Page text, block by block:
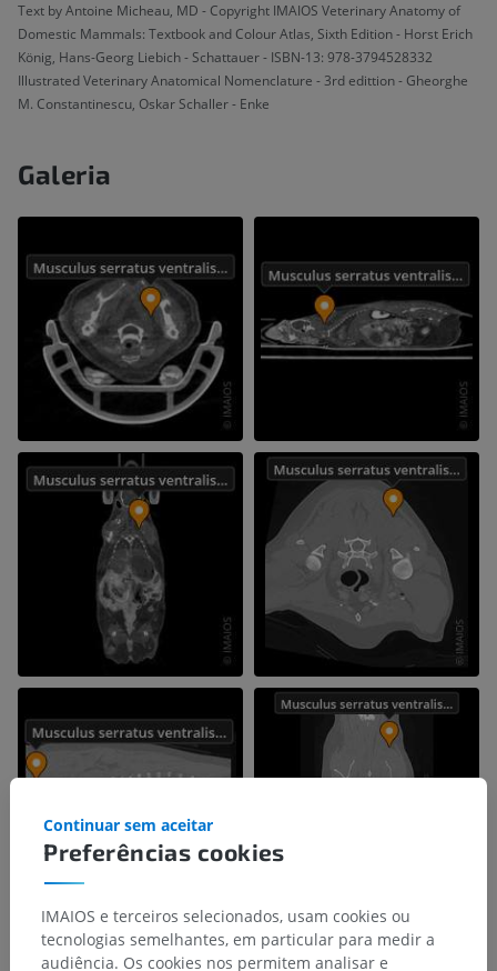
Text by Antoine Micheau, MD - Copyright IMAIOS Veterinary Anatomy of
Domestic Mammals: Textbook and Colour Atlas, Sixth Edition - Horst Erich
König, Hans-Georg Liebich - Schattauer - ISBN-13: 978-3794528332
Illustrated Veterinary Anatomical Nomenclature - 3rd edittion - Gheorghe
M. Constantinescu, Oskar Schaller - Enke
Galeria
Preferências cookies
Continuar sem aceitar
IMAIOS e terceiros selecionados, usam cookies ou
tecnologias semelhantes, em particular para medir a
audiência. Os cookies nos permitem analisar e